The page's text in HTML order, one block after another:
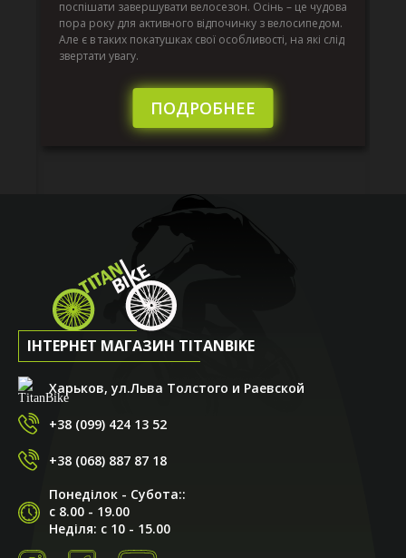
поспішати завершувати велосезон. Осінь – це чудова
пора року для активного відпочинку з велосипедом.
Але є в таких покатушках свої особливості, на які слід
звертати увагу.
ПОДРОБНЕЕ
ІНТЕРНЕТ МАГАЗИН TITANBIKE
Харьков, ул.Льва Толстого и Раевской
+38 (099) 424 13 52
+38 (068) 887 87 18
Понеділок - Субота::
с 8.00 - 19.00
Неділя: с 10 - 15.00